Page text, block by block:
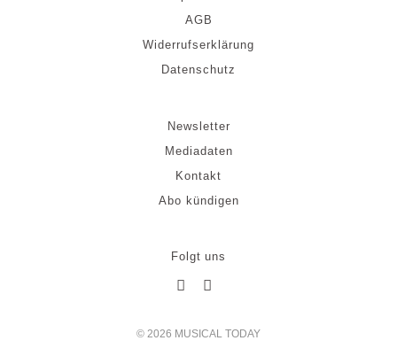
AGB
Widerrufserklärung
Datenschutz
Newsletter
Mediadaten
Kontakt
Abo kündigen
Folgt uns
© 2026 MUSICAL TODAY